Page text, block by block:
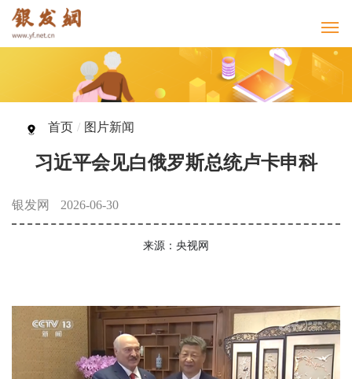
首页 / 图片新闻
习近平会见白俄罗斯总统卢卡申科
银发网 2026-06-30
来源：央视网